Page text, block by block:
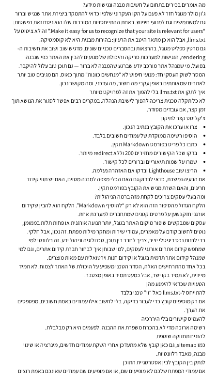
מה אומרים בכירים בתחום על חשיבות מבנה ונגישות מידע?
ג'ון מולר מגוגל חזר לא פעם על הקו העקרוני שלפיו כדאי להתמקד ביצירת אתר שנגיש וברור
גם למשתמשים וגם למנועי חיפוש. באחת ההתייחסויות המוכרות שלו הוא ניסח זאת בפשטות:
“Make it easy for us to recognize that your site is relevant for users.” זה לא ציטוט על
llms.txt, אבל הוא כן מתאר היטב את הרעיון: בהירות מבנית היא לא קוסמטיקה.
גם מרטין ספליט מגוגל, בהרצאות ובהסברים טכניים שונים, מדגיש שוב ושוב את חשיבות ה-
rendering, הנגישות למערכות סריקה והיכולת של מנועים להבין את האתר כפי שנבנה
בפועל. מי שמנהל אתר מורכב יודע שברגע שהמבנה לא ברור — גם תוכן טוב עלול להיקבר.
המסר לשוק העסקי חד: מנועי חיפוש לא “מנחשים כוונות” מתוך כאוס. הם מגיבים טוב יותר
לאתרים שמאותתים באופן עקבי מה חשוב, מה עדכני, ומה מקושר נכון.
איך לתקן את llms.txt בלי להפוך את זה לפרויקט מיותר
לא כל תקלה טכנית צריכה להפוך לישיבת הנהלה. במקרים רבים אפשר לסגור את הנושא תוך
זמן קצר, אם עובדים מסודר.
צ'קליסט קצר לתיקון
צרו או ערכו את הקובץ בנתיב הנכון.
הוסיפו רשימה ממוקדת של עמודים חשובים בלבד.
כתבו כל פריט בפורמט Markdown תקין.
בדקו שכל הקישורים מחזירים 200 וללא redirect מיותר.
שמרו על שמות תיאוריים וברורים לכל קישור.
הריצו שוב Lighthouse ובדקו אם האזהרה נעלמה.
אם הבעיה נמשכת, כדאי לבדוק גם האם הכלי מצפה למבנה מסוים, האם יש תווי קידוד
חריגים, והאם השרת מגיש את הקובץ בפורמט תקין.
ומה בעלי עסקים צריכים לקחת מזה ברמה הניהולית?
הלקח הגדול מהסיפור הזה הוא לא רק “להוסיף Markdown”. הלקח הוא להבין שקידום
אורגני חזק נשען על פרטים קטנים שמתחברים למערכת אחת.
עסקים שמבקשים שיפור מיקום האתר בגוגל, יותר תנועה אורגנית או פחות תלות בממומן,
נוטים לחשוב קודם על מאמרים, עמודי שירות ומחקר מילות מפתח. זה נכון, אבל חלקי.
כדי לבנות נכס דיגיטלי יציב, צריך לחבר בין תוכן, טכנולוגיה וניהול ידע. זה רלוונטי למי
שמחפש קידום אתרים אורגני לעסקים, למי שבוחן איך לבחור חברת קידום אתרים, וגם למי
שמנהל קידום אתר תדמית בגוגל או קידום חנות וירטואלית עם מאות מוצרים.
בכל אחד מהתרחישים האלה, הסדר הטכני משפיע על היכולת של האתר לצמוח. לא תמיד
מיידית, לא תמיד בקו ישר, אבל כמעט תמיד באופן מצטבר.
הטעויות שכדאי להימנע מהן
להתייחס ל-llms.txt כאל “וי” טכני בלבד
אם רק מוסיפים קובץ כדי לעבור בדיקה, בלי לחשוב אילו עמודים באמת חשובים, מפספסים
את הערך.
להעמיס קישורים בלי היררכיה
רשימה ארוכה מדי לא בהכרח משפרת את ההבנה. לפעמים היא רק מבלבלת.
להזניח תחזוקה שוטפת
כמו sitemap, גם כאן קובץ שלא מתעדכן אחרי השקת עמודים חדשים, מיגרציה או שינוי
מבנה, מאבד רלוונטיות.
לנתק בין הקובץ לבין אסטרטגיית התוכן
אם עמודי המפתח שלכם לא מופיעים שם, או אם מופיעים שם עמודים שאינכם באמת רוצים